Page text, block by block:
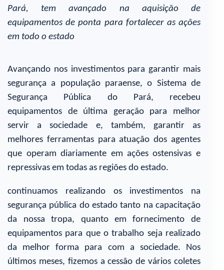
Pará, tem avançado na aquisição de
equipamentos de ponta para fortalecer as ações
em todo o estado
Avançando nos investimentos para garantir mais
segurança a população paraense, o Sistema de
Segurança Pública do Pará, recebeu
equipamentos de última geração para melhor
servir a sociedade e, também, garantir as
melhores ferramentas para atuação dos agentes
que operam diariamente em ações ostensivas e
repressivas em todas as regiões do estado.
continuamos realizando os investimentos na
segurança pública do estado tanto na capacitação
da nossa tropa, quanto em fornecimento de
equipamentos para que o trabalho seja realizado
da melhor forma para com a sociedade. Nos
últimos meses, fizemos a cessão de vários coletes